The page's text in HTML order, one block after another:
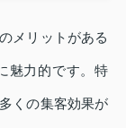
メリットがある
魅力的です。特
くの集客効果が